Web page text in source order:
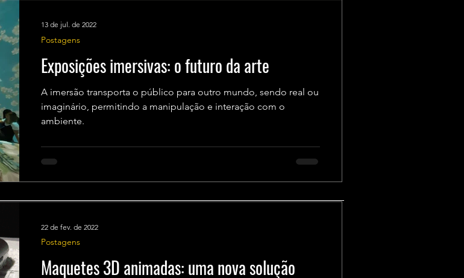
Exposições imersivas: o futuro da arte
A imersão transporta o público para outro mundo, sendo real ou
imaginário, permitindo a manipulação e interação com o
ambiente.
Postagens
13 de jul. de 2022
Maquetes 3D animadas: uma nova solução
Postagens
22 de fev. de 2022